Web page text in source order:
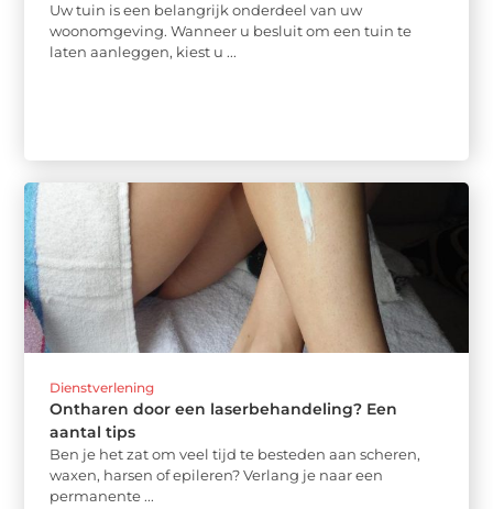
Uw tuin is een belangrijk onderdeel van uw
woonomgeving. Wanneer u besluit om een tuin te
laten aanleggen, kiest u ...
Dienstverlening
Ontharen door een laserbehandeling? Een
aantal tips
Ben je het zat om veel tijd te besteden aan scheren,
waxen, harsen of epileren? Verlang je naar een
permanente ...